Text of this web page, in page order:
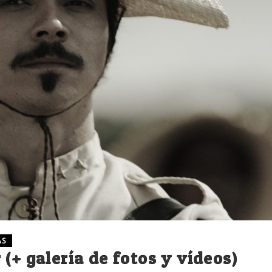
galería de fotos y vídeos)